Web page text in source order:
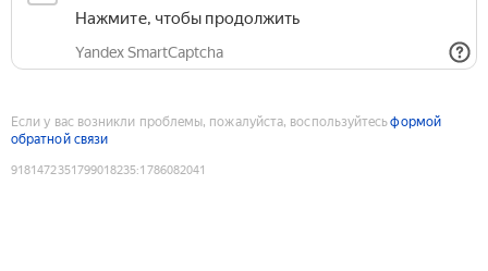
Нажмите, чтобы продолжить
Yandex SmartCaptcha
Если у вас возникли проблемы, пожалуйста, воспользуйтесьформой
обратной связи
9181472351799018235:1786082041